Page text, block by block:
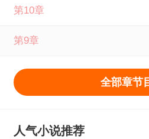
第10章
第9章
全部章节
人气小说推荐